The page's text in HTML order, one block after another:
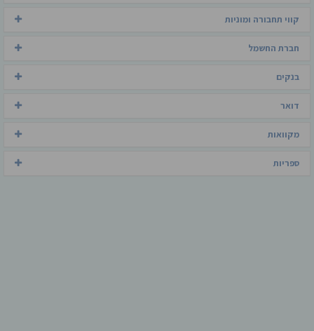
קווי תחבורה ומוניות
חברת החשמל
בנקים
דואר
מקוואות
ספריות